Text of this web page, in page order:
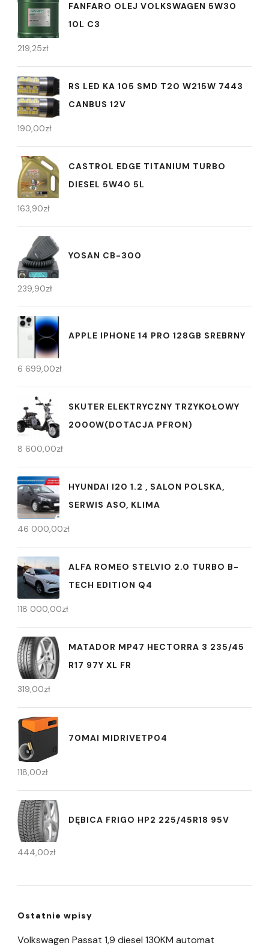
FANFARO OLEJ VOLKSWAGEN 5W30
10L C3
219,25zł
RS LED KA 105 SMD T20 W215W 7443
CANBUS 12V
190,00zł
CASTROL EDGE TITANIUM TURBO
DIESEL 5W40 5L
163,90zł
YOSAN CB-300
239,90zł
APPLE IPHONE 14 PRO 128GB SREBRNY
6 699,00zł
SKUTER ELEKTRYCZNY TRZYKOŁOWY
2000W(DOTACJA PFRON)
8 600,00zł
HYUNDAI I20 1.2 , SALON POLSKA,
SERWIS ASO, KLIMA
46 000,00zł
ALFA ROMEO STELVIO 2.0 TURBO B-
TECH EDITION Q4
118 000,00zł
MATADOR MP47 HECTORRA 3 235/45
R17 97Y XL FR
319,00zł
70MAI MIDRIVETP04
118,00zł
DĘBICA FRIGO HP2 225/45R18 95V
444,00zł
Ostatnie wpisy
Volkswagen Passat 1,9 diesel 130KM automat